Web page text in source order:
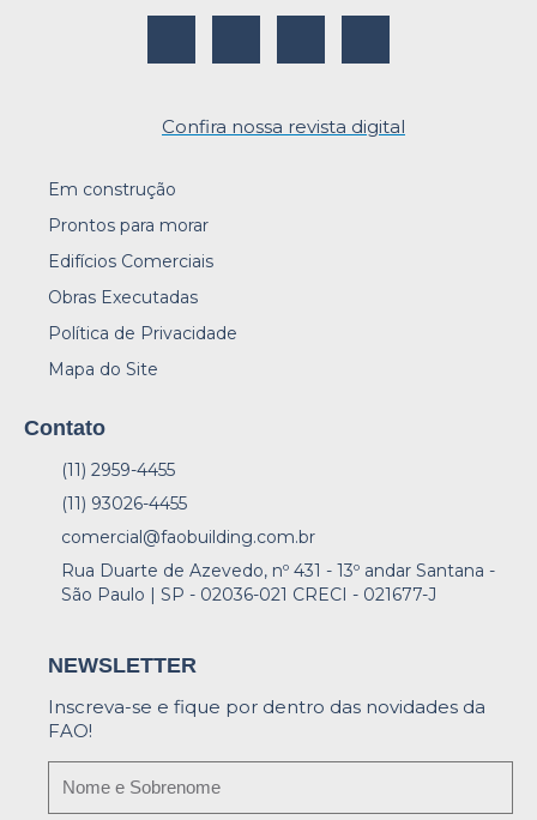
Confira nossa revista digital
Em construção
Prontos para morar
Edifícios Comerciais
Obras Executadas
Política de Privacidade
Mapa do Site
Contato
(11) 2959-4455
(11) 93026-4455
comercial@faobuilding.com.br
Rua Duarte de Azevedo, nº 431 - 13º andar Santana -
São Paulo | SP - 02036-021 CRECI - 021677-J
NEWSLETTER
Inscreva-se e fique por dentro das novidades da
FAO!